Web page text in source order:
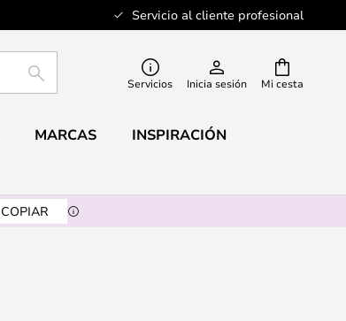
Servicio al cliente profesional
Mi cesta
BUSCAR Servicios Inicia sesión
MARCAS INSPIRACIÓN
COPIAR